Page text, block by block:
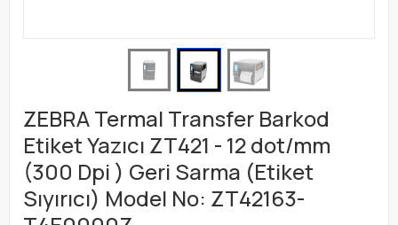
ZEBRA Termal Transfer Barkod
Etiket Yazıcı ZT421 - 12 dot/mm
(300 Dpi ) Geri Sarma (Etiket
Sıyırıcı) Model No: ZT42163-